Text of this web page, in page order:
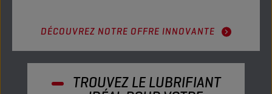
DÉCOUVREZ NOTRE OFFRE INNOVANTE
TROUVEZ LE LUBRIFIANT